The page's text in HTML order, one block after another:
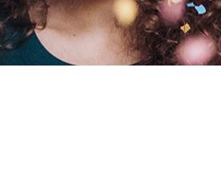
FEIERN
IMPRESSIONEN